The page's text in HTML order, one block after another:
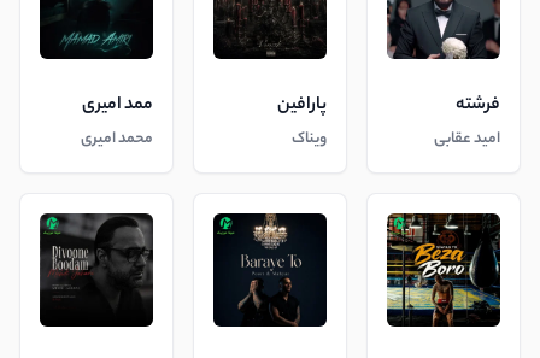
فرشته
امید عقابی
پارافین
ویناک
ممد امیری
محمد امیری